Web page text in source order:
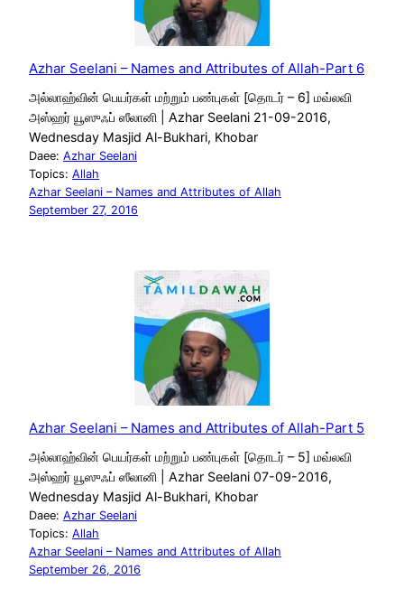
Azhar Seelani – Names and Attributes of Allah-Part 6
அல்லாஹ்வின் பெயர்கள் மற்றும் பண்புகள் [தொடர் – 6] மவ்லவி
அஸ்ஹர் யூஸுஃப் ஸீலானி | Azhar Seelani 21-09-2016,
Wednesday Masjid Al-Bukhari, Khobar
Daee: Azhar Seelani
Topics: Allah
Azhar Seelani – Names and Attributes of Allah
September 27, 2016
Azhar Seelani – Names and Attributes of Allah-Part 5
அல்லாஹ்வின் பெயர்கள் மற்றும் பண்புகள் [தொடர் – 5] மவ்லவி
அஸ்ஹர் யூஸுஃப் ஸீலானி | Azhar Seelani 07-09-2016,
Wednesday Masjid Al-Bukhari, Khobar
Daee: Azhar Seelani
Topics: Allah
Azhar Seelani – Names and Attributes of Allah
September 26, 2016